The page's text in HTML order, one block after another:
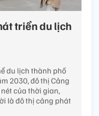
triển du lịch
du lịch thành phố
2030, đô thị Cảng
của thời gian,
là đô thị cảng phát